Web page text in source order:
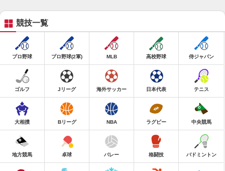
競技一覧
プロ野球 プロ野球(2軍) MLB 高校野球 侍ジャパン
ゴルフ Jリーグ 海外サッカー 日本代表 テニス
大相撲 Bリーグ NBA ラグビー 中央競馬
地方競馬 卓球 バレー 格闘技 バドミントン